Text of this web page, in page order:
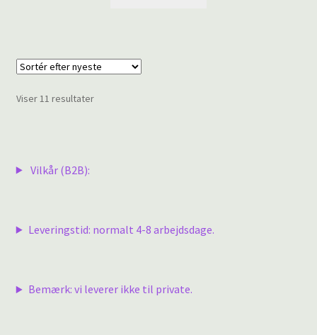
Viser 11 resultaterSorteret
Vilkår (B2B):
Leveringstid: normalt 4-8 arbejdsdage.
Bemærk: vi leverer ikke til private.